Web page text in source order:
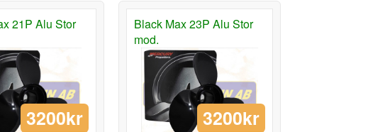
21P Alu Stor
3200kr
Black Max 23P Alu Stor
mod.
3200kr